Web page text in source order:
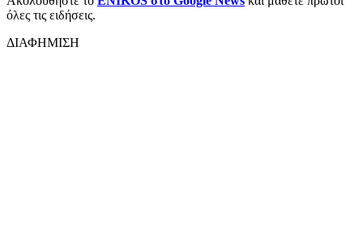
όλες τις ειδήσεις.
ΔΙΑΦΗΜΙΣΗ